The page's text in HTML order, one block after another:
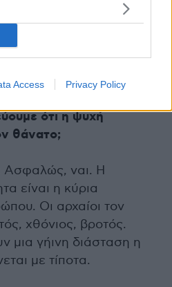
Access Privacy Policy
Η ανθρώπινη
και το κλειδί του
ότι η ψυχή
θάνατο;
ναι. Η
είναι η κύρια
Οι αρχαίοι τον
χθόνιος, βροτός.
μια γήινη διάσταση η
με τίποτα.